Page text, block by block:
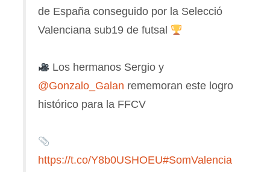
de España conseguido por la Selecció
Valenciana sub19 de futsal
Los hermanos Sergio y
@Gonzalo_Galan rememoran este logro
histórico para la FFCV
https://t.co/Y8b0USHOEU#SomValencia